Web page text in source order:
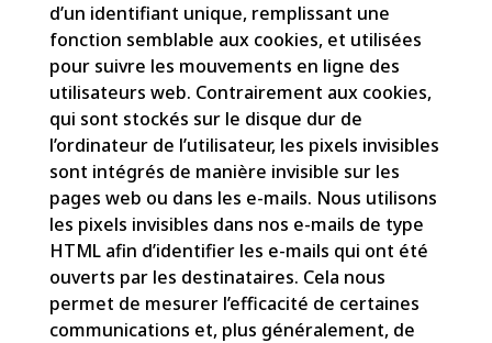
d’un identifiant unique, remplissant une
fonction semblable aux cookies, et utilisées
pour suivre les mouvements en ligne des
utilisateurs web. Contrairement aux cookies,
qui sont stockés sur le disque dur de
l’ordinateur de l’utilisateur, les pixels invisibles
sont intégrés de manière invisible sur les
pages web ou dans les e-mails. Nous utilisons
les pixels invisibles dans nos e-mails de type
HTML afin d’identifier les e-mails qui ont été
ouverts par les destinataires. Cela nous
permet de mesurer l’efficacité de certaines
communications et, plus généralement, de